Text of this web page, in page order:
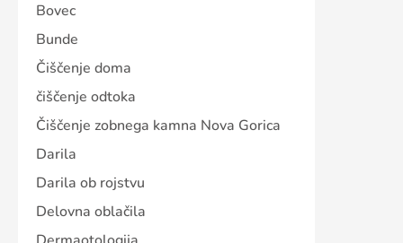
Bovec
Bunde
Čiščenje doma
čiščenje odtoka
Čiščenje zobnega kamna Nova Gorica
Darila
Darila ob rojstvu
Delovna oblačila